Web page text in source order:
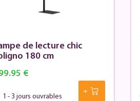
de lecture chic
180 cm
€
1 - 3 jours ouvrables